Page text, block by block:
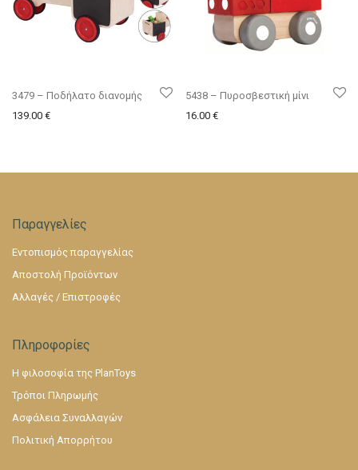
3479 – Ποδήλατο διανομής
139.00 €
5438 – Πυροσβεστική μίνι
16.00 €
Παραγγελίες
Εντοπισμός παραγγελίας
Αποστολή Προϊόντων
Αλλαγές / Επιστροφές
Πληροφορίες
Η φιλοσοφία της PlanToys
Τρόποι Πληρωμής
Ασφάλεια Συναλλαγών
Πολιτική Απορρήτου